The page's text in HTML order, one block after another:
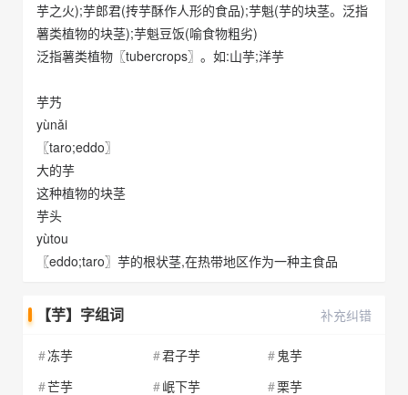
芋之火);芋郎君(抟芋酥作人形的食品);芋魁(芋的块茎。泛指
薯类植物的块茎);芋魁豆饭(喻食物粗劣)
泛指薯类植物〖tubercrops〗。如:山芋;洋芋
芋艿
yùnǎi
〖taro;eddo〗
大的芋
这种植物的块茎
芋头
yùtou
〖eddo;taro〗芋的根状茎,在热带地区作为一种主食品
【芋】字组词 补充纠错
冻芋 君子芋
鬼芋
芒芋
岷下芋 栗芋